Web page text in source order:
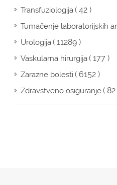
Transfuziologija( 42 )
Tumačenje laboratorijskih
Urologija( 11289 )
Vaskularna hirurgija( 177 )
Zarazne bolesti( 6152 )
Zdravstveno osiguranje( 82